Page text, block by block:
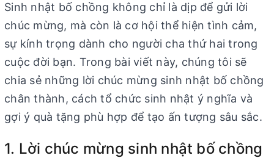
Sinh nhật bố chồng không chỉ là dịp để gửi lời
chúc mừng, mà còn là cơ hội thể hiện tình cảm,
sự kính trọng dành cho người cha thứ hai trong
cuộc đời bạn. Trong bài viết này, chúng tôi sẽ
chia sẻ những lời chúc mừng sinh nhật bố chồng
chân thành, cách tổ chức sinh nhật ý nghĩa và
gợi ý quà tặng phù hợp để tạo ấn tượng sâu sắc.
1. Lời chúc mừng sinh nhật bố chồng